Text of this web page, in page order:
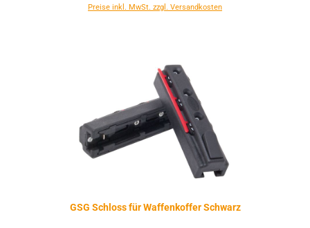
Preise inkl. MwSt. zzgl. Versandkosten
GSG Schloss für Waffenkoffer Schwarz